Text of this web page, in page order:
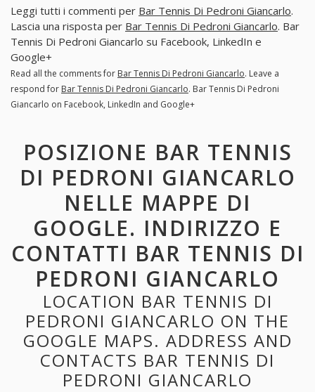
Leggi tutti i commenti per Bar Tennis Di Pedroni Giancarlo.
Lascia una risposta per Bar Tennis Di Pedroni Giancarlo. Bar
Tennis Di Pedroni Giancarlo su Facebook, LinkedIn e
Google+
Read all the comments for Bar Tennis Di Pedroni Giancarlo. Leave a
respond for Bar Tennis Di Pedroni Giancarlo. Bar Tennis Di Pedroni
Giancarlo on Facebook, LinkedIn and Google+
POSIZIONE BAR TENNIS
DI PEDRONI GIANCARLO
NELLE MAPPE DI
GOOGLE. INDIRIZZO E
CONTATTI BAR TENNIS DI
PEDRONI GIANCARLO
LOCATION BAR TENNIS DI
PEDRONI GIANCARLO ON THE
GOOGLE MAPS. ADDRESS AND
CONTACTS BAR TENNIS DI
PEDRONI GIANCARLO